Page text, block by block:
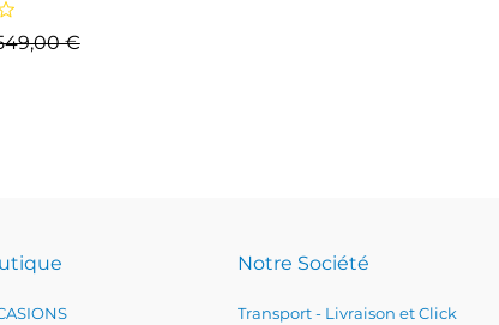
de base
€Prix
Notre Société
Transport - Livraison et Click